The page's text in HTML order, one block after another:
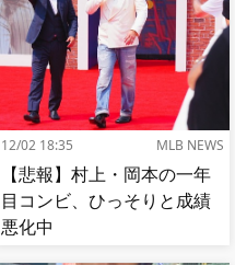
12/02 18:35 MLB NEWS
【悲報】村上・岡本の一年
目コンビ、ひっそりと成績
悪化中